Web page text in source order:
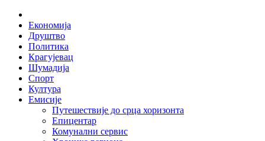
Skip
content
Економија
Друштво
Политика
Крагујевац
Шумадија
Спорт
Култура
Емисије
Путешествије до срца хоризонта
Епицентар
Комунални сервис